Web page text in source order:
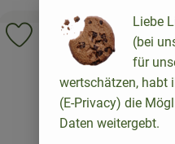
,DE-ÖKO-
Produkt zu Favouriten
Liebe
(bei
für
wertschätzen, habt
(E-Privacy) die
Daten weitergebt.